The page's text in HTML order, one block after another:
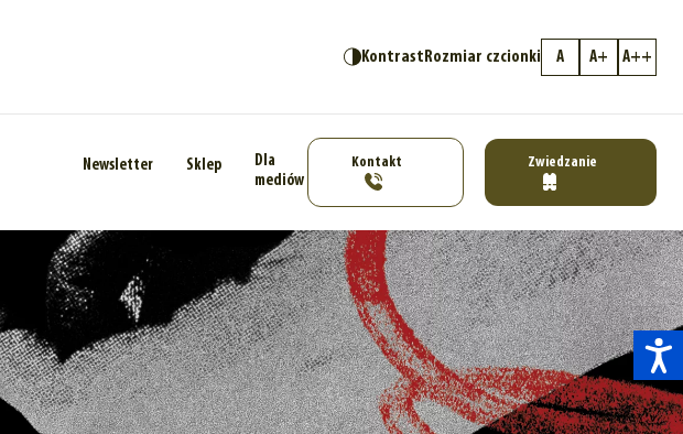
KontrastRozmiar czcionki A A+ A++
Newsletter Sklep
Dla
mediów
Kontakt Zwiedzanie